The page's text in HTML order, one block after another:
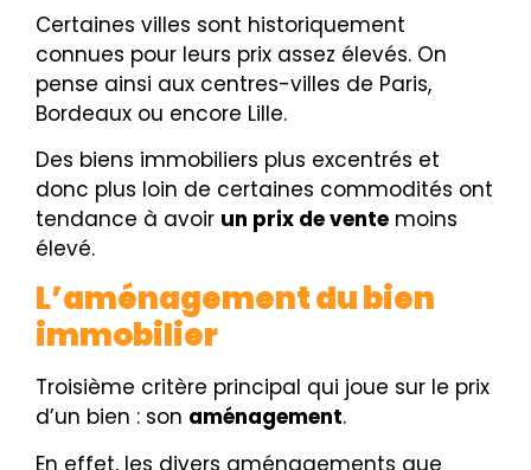
Certaines villes sont historiquement
connues pour leurs prix assez élevés. On
pense ainsi aux centres-villes de Paris,
Bordeaux ou encore Lille.
Des biens immobiliers plus excentrés et
donc plus loin de certaines commodités ont
tendance à avoir un prix de vente moins
élevé.
L’aménagement du bien
immobilier
Troisième critère principal qui joue sur le prix
d’un bien : son aménagement.
En effet, les divers aménagements que